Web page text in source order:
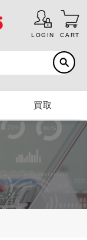
LOGIN CART
買取